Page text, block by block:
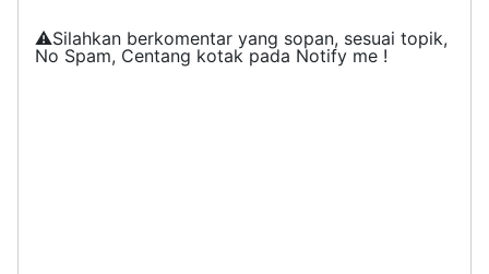
⚠️Silahkan berkomentar yang sopan, sesuai topik,
No Spam, Centang kotak pada Notify me !